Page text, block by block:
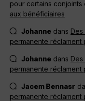
pour certains conjoints
aux bénéficiaires
Johanne dans
permanente
Johanne dans
permanente
Jacem Bennasr
permanente